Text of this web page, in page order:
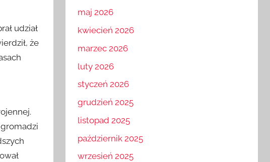
udział
że
maj 2026
kwiecień 2026
marzec 2026
luty 2026
styczeń 2026
grudzień 2025
listopad 2025
październik 2025
wrzesień 2025